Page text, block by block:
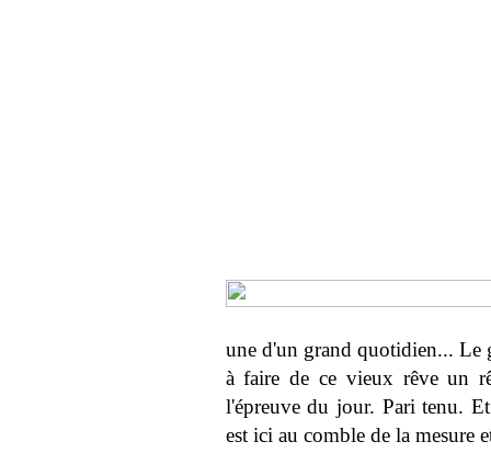
une d'un grand quotidien... Le
à faire de ce vieux rêve un
l'épreuve du jour. Pari tenu.
est ici au comble de la mesure